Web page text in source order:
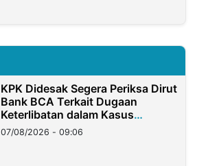
KPK Didesak Segera Periksa Dirut
Bank BCA Terkait Dugaan
Keterlibatan dalam Kasus
Hilangnya Dana Nasabah Rp2,58
Miliar
07/08/2026 - 09:06